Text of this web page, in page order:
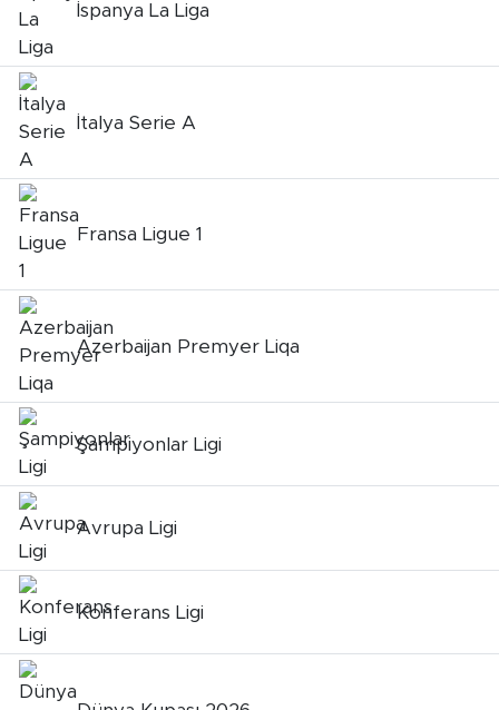
İspanya La Liga
İtalya Serie A
Fransa Ligue 1
Azerbaijan Premyer Liqa
Şampiyonlar Ligi
Avrupa Ligi
Konferans Ligi